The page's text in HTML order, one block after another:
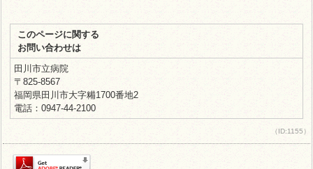
このページに関する
お問い合わせは
田川市立病院
〒825-8567
福岡県田川市大字糒1700番地2
電話：0947-44-2100
（ID:1155）